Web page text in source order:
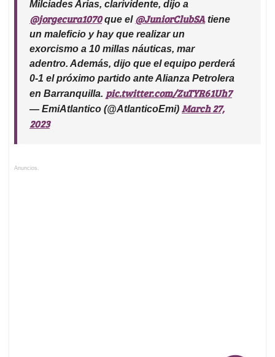
Milciades Arias, clarividente, dijo a
@jorgecura1070que el @JuniorClubSAtiene
un maleficio y hay que realizar un
exorcismo a 10 millas náuticas, mar
adentro. Además, dijo que el equipo perderá
0-1 el próximo partido ante Alianza Petrolera
en Barranquilla. pic.twitter.com/ZuTYR61Uh7
— EmiAtlantico (@AtlanticoEmi) March 27,
2023
Anuncios.